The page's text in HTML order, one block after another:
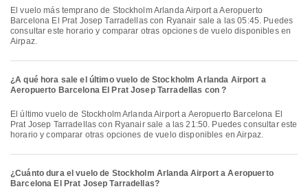
El vuelo más temprano de Stockholm Arlanda Airport a Aeropuerto
Barcelona El Prat Josep Tarradellas con Ryanair sale a las 05:45. Puedes
consultar este horario y comparar otras opciones de vuelo disponibles en
Airpaz.
¿A qué hora sale el último vuelo de Stockholm Arlanda Airport a
Aeropuerto Barcelona El Prat Josep Tarradellas con ?
El último vuelo de Stockholm Arlanda Airport a Aeropuerto Barcelona El
Prat Josep Tarradellas con Ryanair sale a las 21:50. Puedes consultar este
horario y comparar otras opciones de vuelo disponibles en Airpaz.
¿Cuánto dura el vuelo de Stockholm Arlanda Airport a Aeropuerto
Barcelona El Prat Josep Tarradellas?